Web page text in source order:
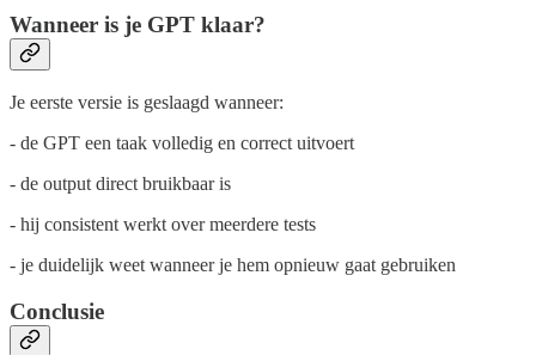
Wanneer is je GPT klaar?
Je eerste versie is geslaagd wanneer:
- de GPT een taak volledig en correct uitvoert
- de output direct bruikbaar is
- hij consistent werkt over meerdere tests
- je duidelijk weet wanneer je hem opnieuw gaat gebruiken
Conclusie